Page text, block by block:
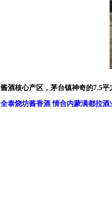
酱酒核心产区，茅台镇神奇的7.5平
全泰烧坊酱香酒 情合内蒙满都拉酒